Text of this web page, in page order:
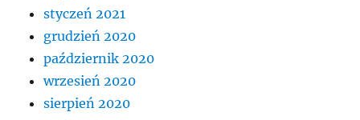
styczeń 2021
grudzień 2020
październik 2020
wrzesień 2020
sierpień 2020